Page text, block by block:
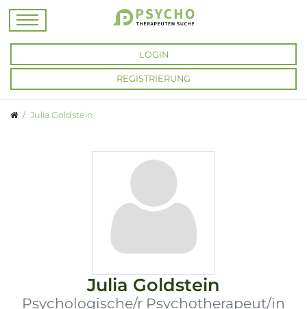
LOGIN
REGISTRIERUNG
Julia Goldstein
Julia Goldstein
Psychologische/r Psychotherapeut/in